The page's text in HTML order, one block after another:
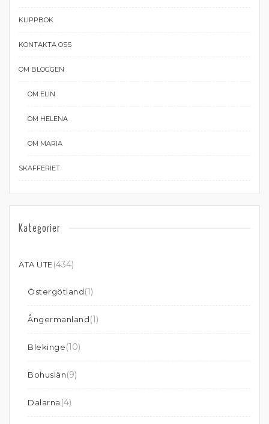
KLIPPBOK
KONTAKTA OSS
OM BLOGGEN
OM ELIN
OM HELENA
OM MARIA
SKAFFERIET
Kategorier
ÄTA UTE(434)
Östergötland(1)
Ångermanland(1)
Blekinge(10)
Bohuslän(9)
Dalarna (4)